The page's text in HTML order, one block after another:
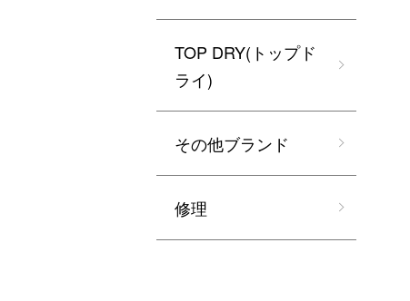
TOP DRY(トップド
ライ)
その他ブランド
修理